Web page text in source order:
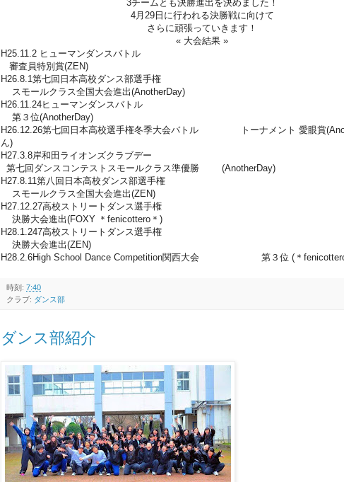
3チームとも決勝進出を決めました！
4月29日に行われる決勝戦に向けて
さらに頑張っていきます！
« 大会結果 »
H25.11.2 ヒューマンダンスバトル
審査員特別賞(ZEN)
H26.8.1第七回日本高校ダンス部選手権
スモールクラス全国大会進出(AnotherDay)
H26.11.24ヒューマンダンスバトル
第３位(AnotherDay)
H26.12.26第七回日本高校選手権冬季大会バトル トーナメント 愛眼賞
ん)
H27.3.8岸和田ライオンズクラブデー
第七回ダンスコンテストスモールクラス準優勝 (AnotherDay)
H27.8.11第八回日本高校ダンス部選手権
スモールクラス全国大会進出(ZEN)
H27.12.27高校ストリートダンス選手権
決勝大会進出(FOXY ＊fenicottero＊)
H28.1.247高校ストリートダンス選手権
決勝大会進出(ZEN)
H28.2.6High School Dance Competition関西大会 第３位 (＊
時刻: 7:40
クラブ: ダンス部
ダンス部紹介